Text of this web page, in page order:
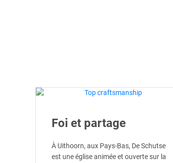
Foi et partage
À Uithoorn, aux Pays-Bas, De Schutse
est une église animée et ouverte sur la